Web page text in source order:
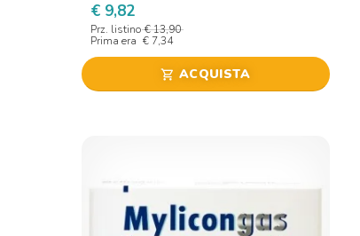
€ 9,82
Prz. listino € 13,90
Prima era € 7,34
shopping_cart ACQUISTA